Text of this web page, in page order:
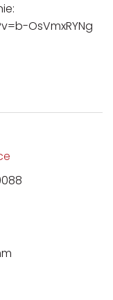
OsVmxRYNg